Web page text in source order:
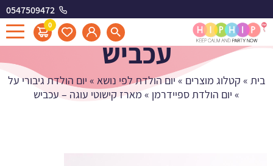
0547509472
0
מארז קישוטי עוגה -
עכביש
בית » קטלוג מוצרים » יום הולדת לפי נושא » יום הולדת גיבורי על
» יום הולדת ספיידרמן » מארז קישוטי עוגה – עכביש